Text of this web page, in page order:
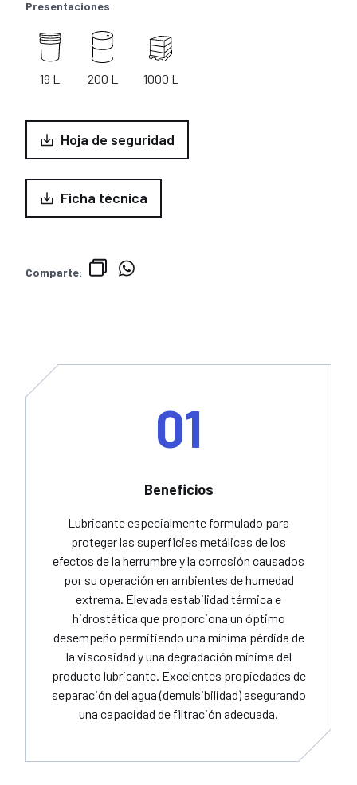
Presentaciones
19 L 200 L 1000 L
Hoja de seguridad
Ficha técnica
Comparte:
01
Beneficios
Lubricante especialmente formulado para
proteger las superficies metálicas de los
efectos de la herrumbre y la corrosión causados
por su operación en ambientes de humedad
extrema. Elevada estabilidad térmica e
hidrostática que proporciona un óptimo
desempeño permitiendo una mínima pérdida de
la viscosidad y una degradación mínima del
producto lubricante. Excelentes propiedades de
separación del agua (demulsibilidad) asegurando
una capacidad de filtración adecuada.